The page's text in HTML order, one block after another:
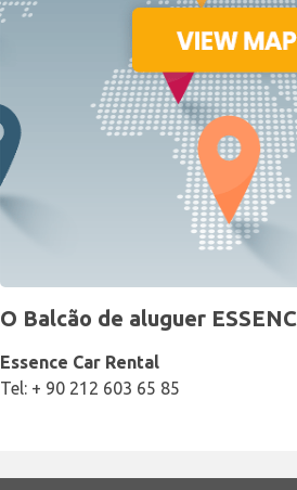
O Balcão de aluguer
Essence Car Rental
Tel: + 90 212 603 65 85